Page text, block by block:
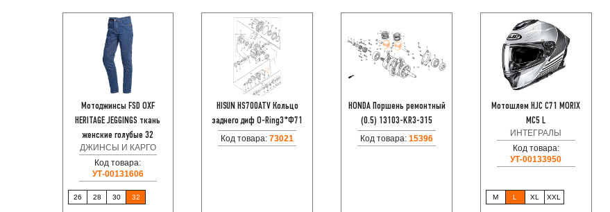
Мотоджинсы FSD OXF
HERITAGE JEGGINGS ткань
женские голубые 32
ДЖИНСЫ И КАРГО
Код товара:
УТ-00131606
26 28 30 32
HISUN HS700ATV Кольцо
заднего диф O-Ring3*Ф71
Код товара:73021
HONDA Поршень ремонтный
(0.5) 13103-KR3-315
Код товара:15396
Мотошлем HJC C71 MORIX
MC5 L
ИНТЕГРАЛЫ
Код товара:
УТ-00133950
M L XL XXL